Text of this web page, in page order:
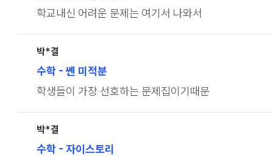
학교내신 어려운 문제는 여기서 나와서
박*결
수학 - 쎈 미적분
학생들이 가장 선호하는 문제집이기때문
박*결
수학 - 자이스토리